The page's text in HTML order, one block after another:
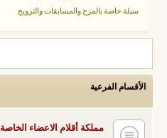
سبلة خاصة بالمرح والمسابقات والترويح
الأقسام الفرعية
مملكة أقلام الاعضاء الخاصة